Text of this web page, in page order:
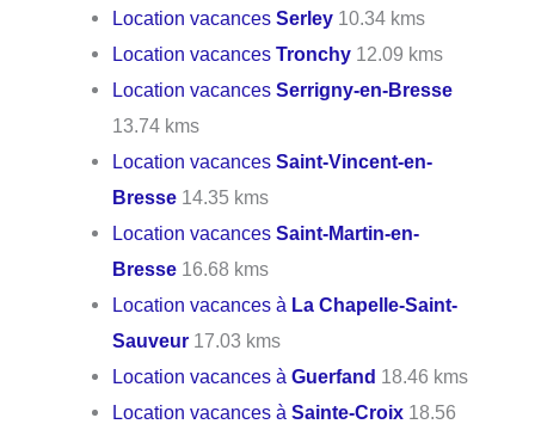
Location vacancesSerley 10.34 kms
Location vacancesTronchy 12.09 kms
Location vacancesSerrigny-en-Bresse
13.74 kms
Location vacancesSaint-Vincent-en-
Bresse 14.35 kms
Location vacancesSaint-Martin-en-
Bresse 16.68 kms
Location vacances à La Chapelle-Saint-
Sauveur 17.03 kms
Location vacances àGuerfand 18.46 kms
Location vacances àSainte-Croix 18.56